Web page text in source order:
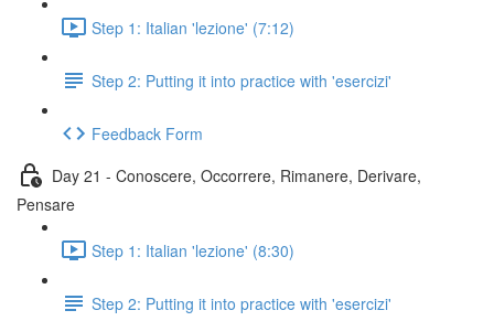
Step 1: Italian 'lezione' (7:12)
Step 2: Putting it into practice with 'esercizi'
Feedback Form
Day 21 - Conoscere, Occorrere, Rimanere, Derivare,
Pensare
Step 1: Italian 'lezione' (8:30)
Step 2: Putting it into practice with 'esercizi'